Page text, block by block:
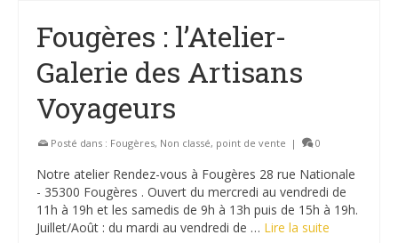
Fougères : l’Atelier-
Galerie des Artisans
Voyageurs
Posté dans : Fougères, Non classé, point de vente | 0
Notre atelier Rendez-vous à Fougères 28 rue Nationale
- 35300 Fougères . Ouvert du mercredi au vendredi de
11h à 19h et les samedis de 9h à 13h puis de 15h à 19h.
Juillet/Août : du mardi au vendredi de … Lire la suite